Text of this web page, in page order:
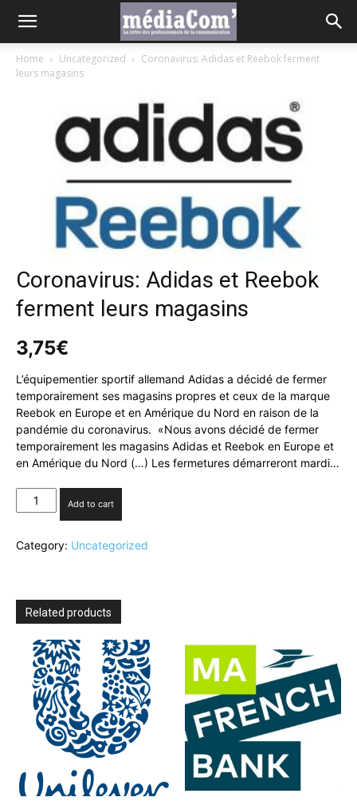
Home Uncategorized
Coronavirus: Adidas et Reebok ferment
leurs magasins
Coronavirus: Adidas et Reebok
ferment leurs magasins
3,75€
L’équipementier sportif allemand Adidas a décidé de fermer
temporairement ses magasins propres et ceux de la marque
Reebok en Europe et en Amérique du Nord en raison de la
pandémie du coronavirus. «Nous avons décidé de fermer
temporairement les magasins Adidas et Reebok en Europe et
en Amérique du Nord (…) Les fermetures démarreront mardi…
Coronavirus:
Adidas
Reebok
quantity
Add to cart
Category: Uncategorized
Related products